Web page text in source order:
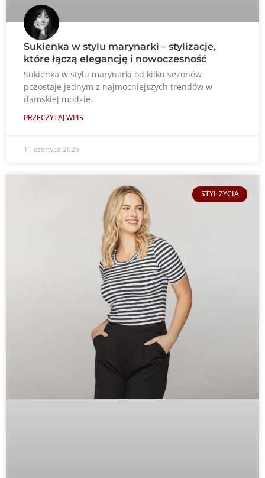
Sukienka w stylu marynarki – stylizacje,
które łączą elegancję i nowoczesność
Sukienka w stylu marynarki od kilku sezonów
pozostaje jednym z najmocniejszych trendów w
damskiej modzie.
PRZECZYTAJ WPIS
11 czerwca 2026
STYL ŻYCIA